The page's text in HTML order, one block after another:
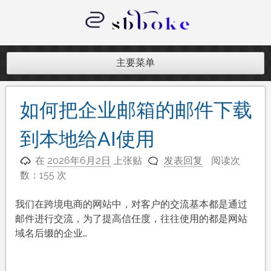
内
记录跨境电商独立站开发遇到的点点
主要菜单
如何把企业邮箱的邮件下载
到本地给AI使用
在 2026年6月2日 上张贴 发表回复
阅读次
数：155 次
我们在跨境电商的网站中，对客户的交流基本都是通过
邮件进行交流，为了提高信任度，往往使用的都是网站
域名后缀的企业…